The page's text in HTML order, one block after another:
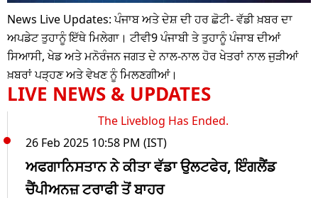
News Live Updates: ਪੰਜਾਬ ਅਤੇ ਦੇਸ਼ ਦੀ ਹਰ ਛੋਟੀ- ਵੱਡੀ ਖ਼ਬਰ ਦਾ
ਅਪਡੇਟ ਤੁਹਾਨੂੰ ਇੱਥੇ ਮਿਲੇਗਾ। ਟੀਵੀ9 ਪੰਜਾਬੀ ਤੇ ਤੁਹਾਨੂੰ ਪੰਜਾਬ ਦੀਆਂ
ਸਿਆਸੀ, ਖੇਡ ਅਤੇ ਮਨੋਰੰਜਨ ਜਗਤ ਦੇ ਨਾਲ-ਨਾਲ ਹੋਰ ਖੇਤਰਾਂ ਨਾਲ ਜੁੜੀਆਂ
ਖ਼ਬਰਾਂ ਪੜ੍ਹਣ ਅਤੇ ਵੇਖਣ ਨੂੰ ਮਿਲਣਗੀਆਂ।
LIVE NEWS & UPDATES
The Liveblog Has Ended.
26 Feb 2025 10:58 PM (IST)
ਅਫਗਾਨਿਸਤਾਨ ਨੇ ਕੀਤਾ ਵੱਡਾ ਉਲਟਫੇਰ, ਇੰਗਲੈਂਡ
ਚੈਂਪੀਅਨਜ਼ ਟਰਾਫੀ ਤੋਂ ਬਾਹਰ